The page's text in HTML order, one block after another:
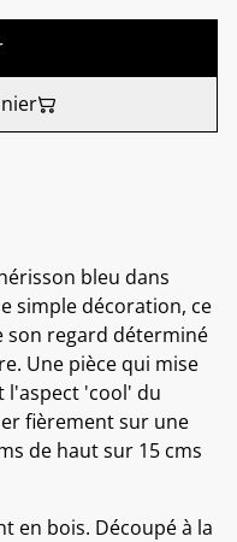
bleu dans
simple décoration, ce
son regard déterminé
Une pièce qui mise
l'aspect 'cool' du
fièrement sur une
de haut sur 15 cms
en bois. Découpé à la